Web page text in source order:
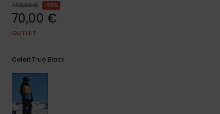
140,00 €
50%
70,00 €
OUTLET
ColoriTrue Black